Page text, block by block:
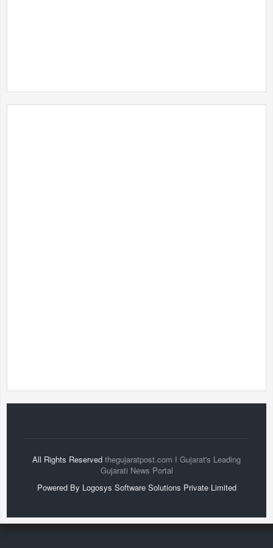
All Rights Reserved thegujaratpost.com I Gujarat's Leading
Gujarati News Portal
Powered By Logosys Software Solutions Private Limited